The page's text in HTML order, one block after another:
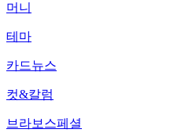
머니
테마
카드뉴스
컷&칼럼
브라보스페셜